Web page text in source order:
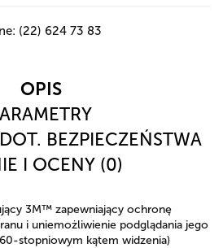
(22) 624 73 83
OPIS
BEZPIECZEŃSTWA
I OCENY (0)
3M™ zapewniający ochronę
i uniemożliwienie podglądania jego
stopniowym kątem widzenia)